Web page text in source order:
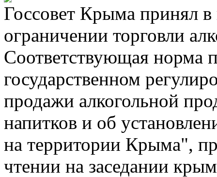
Госсовет Крыма принял
ограничении торговли
Соответствующая норма
государственном
продажи алкогольной
напитков и об
на территории Крыма",
чтении на заседании